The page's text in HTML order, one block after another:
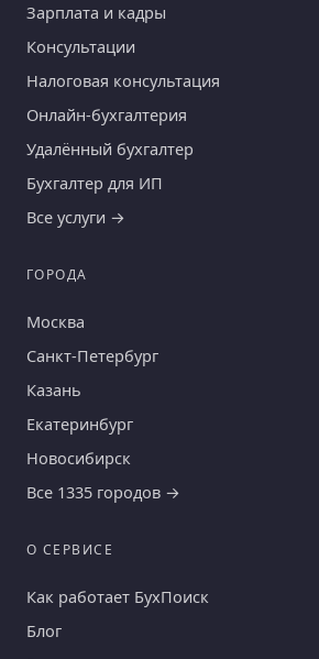
Зарплата и кадры
Консультации
Налоговая консультация
Онлайн-бухгалтерия
Удалённый бухгалтер
Бухгалтер для ИП
Все услуги →
ГОРОДА
Москва
Санкт-Петербург
Казань
Екатеринбург
Новосибирск
Все 1335 городов →
О СЕРВИСЕ
Как работает БухПоиск
Блог